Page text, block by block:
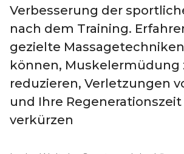
Verbesserung der
nach dem Training.
gezielte
können, Muskelermüdung
reduzieren, Verletzungen
und Ihre Regenerationszeit
verkürzen